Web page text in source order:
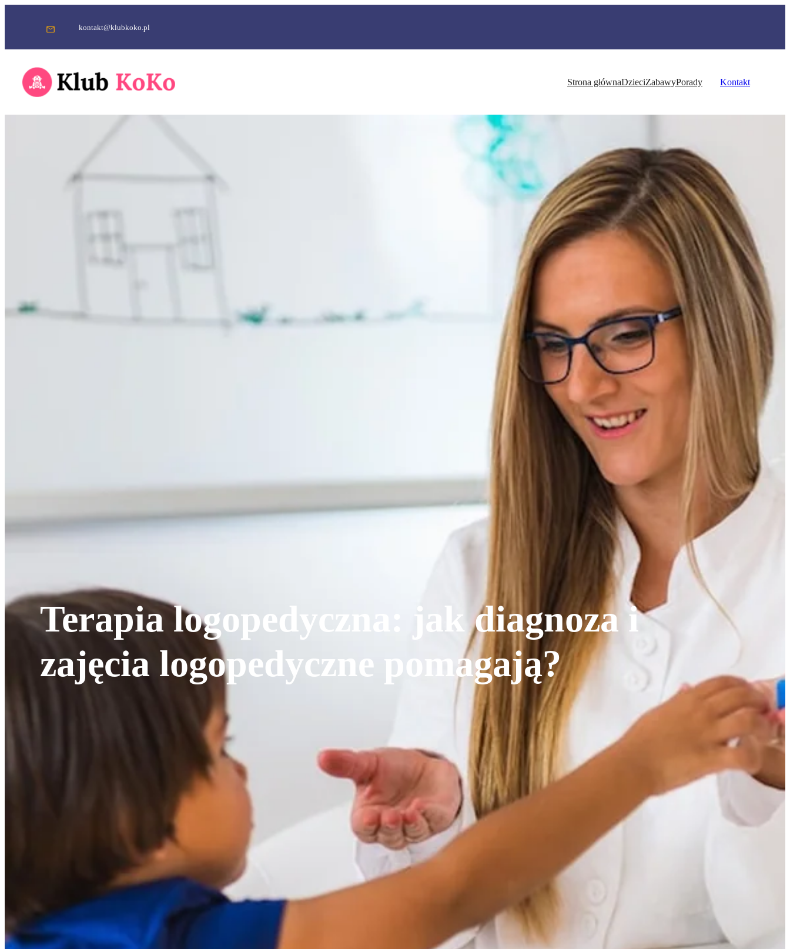
kontakt@klubkoko.pl
Strona głównaDzieciZabawyPorady Kontakt
Terapia logopedyczna: jak diagnoza i
zajęcia logopedyczne pomagają?